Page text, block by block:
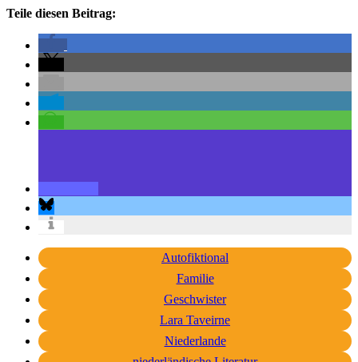
Teile diesen Beitrag:
Autofiktional
Familie
Geschwister
Lara Taveirne
Niederlande